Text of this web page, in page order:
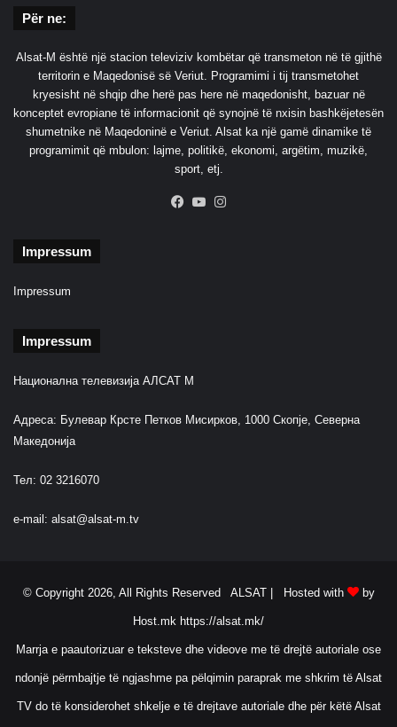
Për ne:
Alsat-M është një stacion televiziv kombëtar që transmeton në të gjithë
territorin e Maqedonisë së Veriut. Programimi i tij transmetohet
kryesisht në shqip dhe herë pas here në maqedonisht, bazuar në
konceptet evropiane të informacionit që synojnë të nxisin bashkëjetesën
shumetnike në Maqedoninë e Veriut. Alsat ka një gamë dinamike të
programimit që mbulon: lajme, politikë, ekonomi, argëtim, muzikë,
sport, etj.
Facebook
YouTube
Impressum
Impressum
Impressum
Национална телевизија АЛСАТ М
Адреса: Булевар Крсте Петков Мисирков, 1000 Скопје, Северна
Македонија
Тел: 02 3216070
e-mail: alsat@alsat-m.tv
© Copyright 2026, All Rights Reserved ALSAT | Hosted with by
Host.mk https://alsat.mk/
Marrja e paautorizuar e teksteve dhe videove me të drejtë autoriale ose
ndonjë përmbajtje të ngjashme pa pëlqimin paraprak me shkrim të Alsat
TV do të konsiderohet shkelje e të drejtave autoriale dhe për këtë Alsat